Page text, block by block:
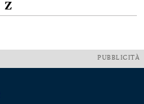
Z
PUBBLICITÀ